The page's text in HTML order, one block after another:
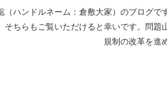
（ハンドルネーム：倉敷大家）のブログ
そちらもご覧いただけると幸いです。問
規制の改革を